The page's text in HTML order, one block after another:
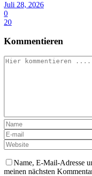
Juli 28, 2026
0
20
Kommentieren
Name, E-Mail-Adresse
meinen nächsten